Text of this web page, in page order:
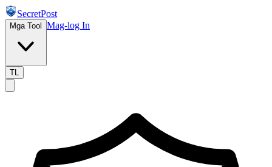
SecretPost
Mga Tool Mag-log In
TL